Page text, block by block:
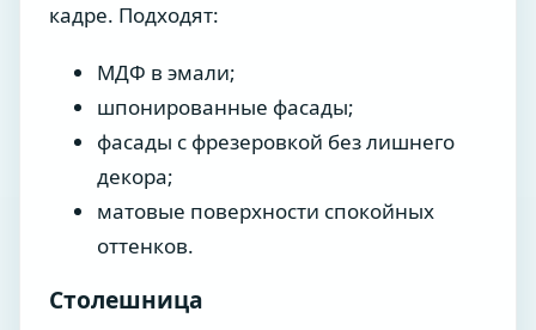
кадре. Подходят:
МДФ в эмали;
шпонированные фасады;
фасады с фрезеровкой без лишнего
декора;
матовые поверхности спокойных
оттенков.
Столешница